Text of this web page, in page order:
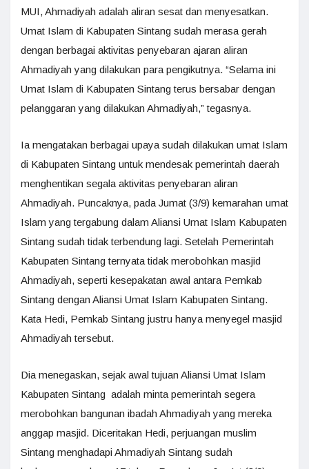
MUI, Ahmadiyah adalah aliran sesat dan menyesatkan.
Umat Islam di Kabupaten Sintang sudah merasa gerah
dengan berbagai aktivitas penyebaran ajaran aliran
Ahmadiyah yang dilakukan para pengikutnya. “Selama ini
Umat Islam di Kabupaten Sintang terus bersabar dengan
pelanggaran yang dilakukan Ahmadiyah,” tegasnya.
Ia mengatakan berbagai upaya sudah dilakukan umat Islam
di Kabupaten Sintang untuk mendesak pemerintah daerah
menghentikan segala aktivitas penyebaran aliran
Ahmadiyah. Puncaknya, pada Jumat (3/9) kemarahan umat
Islam yang tergabung dalam Aliansi Umat Islam Kabupaten
Sintang sudah tidak terbendung lagi. Setelah Pemerintah
Kabupaten Sintang ternyata tidak merobohkan masjid
Ahmadiyah, seperti kesepakatan awal antara Pemkab
Sintang dengan Aliansi Umat Islam Kabupaten Sintang.
Kata Hedi, Pemkab Sintang justru hanya menyegel masjid
Ahmadiyah tersebut.
Dia menegaskan, sejak awal tujuan Aliansi Umat Islam
Kabupaten Sintang adalah minta pemerintah segera
merobohkan bangunan ibadah Ahmadiyah yang mereka
anggap masjid. Diceritakan Hedi, perjuangan muslim
Sintang menghadapi Ahmadiyah Sintang sudah